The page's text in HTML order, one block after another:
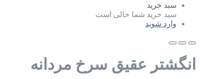
سبد خرید
سبد خرید شما خالی است
وارد شوید
انگشتر عقیق سرخ مردانه